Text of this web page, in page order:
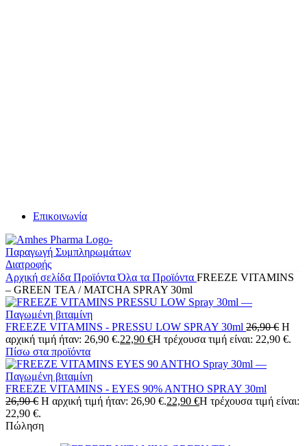
Επικοινωνία
Αρχική σελίδα ΠροϊόνταΌλα τα Προϊόντα FREEZE VITAMINS
– GREEN TEA / MATCHA SPRAY 30ml
FREEZE VITAMINS - PRESSU LOW SPRAY 30ml 26,90€ Η
αρχική τιμή ήταν: 26,90 €.22,90 €Η τρέχουσα τιμή είναι: 22,90 €.
Πίσω στα προϊόντα
FREEZE VITAMINS - EYES 90% ANTHO SPRAY 30ml
26,90€ Η αρχική τιμή ήταν: 26,90 €.22,90 €Η τρέχουσα τιμή είναι:
22,90 €.
Πώληση